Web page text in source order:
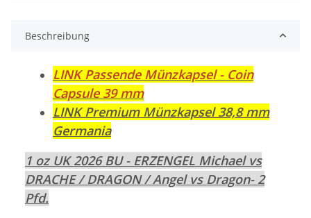
Beschreibung
LINK Passende Münzkapsel - Coin
Capsule 39 mm
LINK Premium Münzkapsel 38,8 mm
Germania
1 oz UK 2026 BU - ERZENGEL Michael vs
DRACHE / DRAGON / Angel vs Dragon- 2
Pfd.